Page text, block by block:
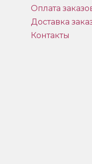
Оплата
Доставка
Контакты